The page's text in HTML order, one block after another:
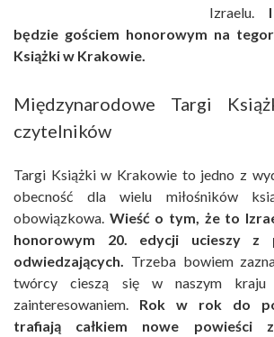
Izraelu. I
będzie gościem honorowym na
Książki w Krakowie.
Międzynarodowe Targi
czytelników
Targi Książki w Krakowie to jedno z
obecność dla wielu miłośników
obowiązkowa. Wieść o tym, że to
honorowym 20. edycji ucieszy z
odwiedzających. Trzeba bowiem
twórcy cieszą się w naszym kraju
zainteresowaniem. Rok w rok do
trafiają całkiem nowe powieści